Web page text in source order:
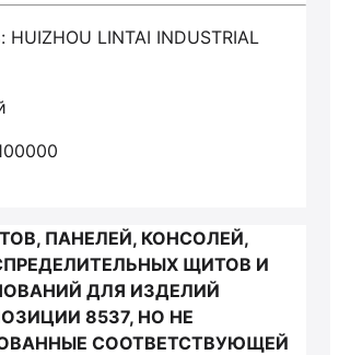
HUIZHOU LINTAI INDUSTRIAL
ПАНЕЛЕЙ, КОНСОЛЕЙ,
ЩИТОВ И
ДЛЯ ИЗДЕЛИЙ
8537, НО НЕ
СООТВЕТСТВУЮЩЕЙ